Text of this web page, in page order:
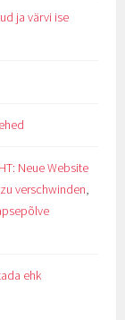
ja värvi ise
Neue Website
verschwinden,
ehk